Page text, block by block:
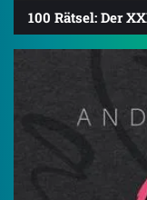
100 Rätsel: Der